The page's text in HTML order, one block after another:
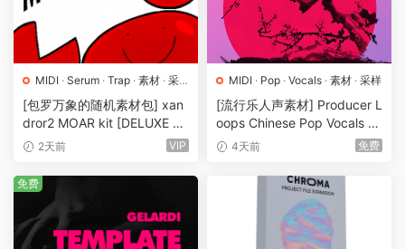
MIDI · Serum · Trap · 素材 · 采
样·预置
[包罗万象的随机素材包] xan
dror2 MOAR kit [DELUXE VE
RSION] [WAV, MiDi]（3.1G
2天前 VIP
MIDI · Pop · Vocals · 素材 · 采样
[流行乐人声素材] Producer L
oops Chinese Pop Vocals Vo
l.1 [WAV, MiDi, REX]（3.21G
4天前 免费
免费